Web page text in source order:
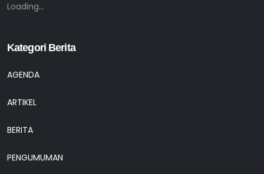
Loading...
Kategori Berita
AGENDA
ARTIKEL
BERITA
PENGUMUMAN